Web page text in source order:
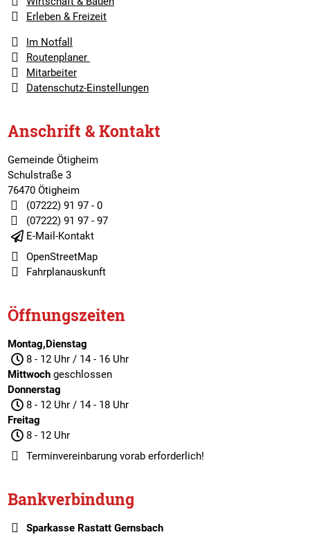
Erleben & Freizeit
Im Notfall
Routenplaner
Mitarbeiter
Datenschutz-Einstellungen
Anschrift & Kontakt
Gemeinde Ötigheim
Schulstraße 3
76470 Ötigheim
(07222) 91 97 - 0
(07222) 91 97 - 97
E-Mail-Kontakt
OpenStreetMap
Fahrplanauskunft
Öffnungszeiten
Montag,Dienstag
8 - 12 Uhr / 14 - 16 Uhr
Mittwochgeschlossen
Donnerstag
8 - 12 Uhr / 14 - 18 Uhr
Freitag
8 - 12 Uhr
Terminvereinbarungvorab erforderlich!
Bankverbindung
Sparkasse Rastatt Gernsbach